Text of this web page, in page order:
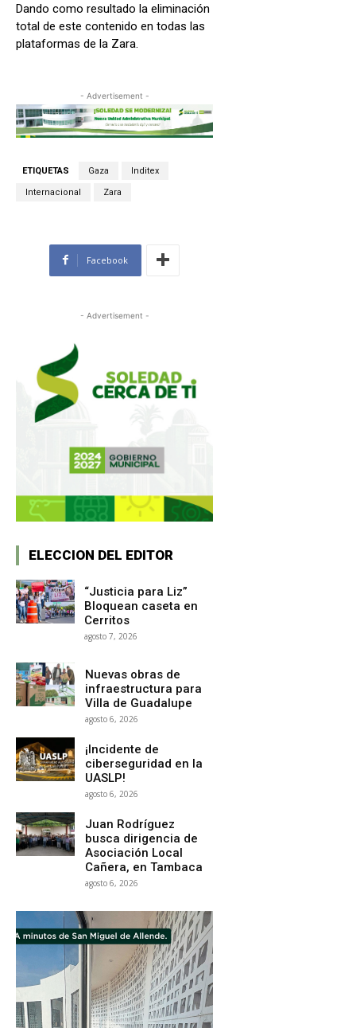
Dando como resultado la eliminación
total de este contenido en todas las
plataformas de la Zara.
- Advertisement -
ETIQUETAS Gaza Inditex
Internacional Zara
Facebook
- Advertisement -
ELECCION DEL EDITOR
“Justicia para Liz”
Bloquean caseta en
Cerritos
agosto 7, 2026
Nuevas obras de
infraestructura para
Villa de Guadalupe
agosto 6, 2026
¡Incidente de
ciberseguridad en la
UASLP!
agosto 6, 2026
Juan Rodríguez
busca dirigencia de
Asociación Local
Cañera, en Tambaca
agosto 6, 2026